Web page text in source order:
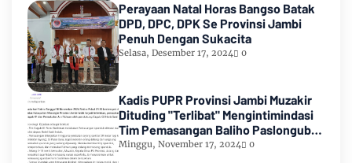
Perayaan Natal Horas Bangso Batak
DPD, DPC, DPK Se Provinsi Jambi
Penuh Dengan Sukacita
Selasa, Desember 17, 2024 0
Kadis PUPR Provinsi Jambi Muzakir
Dituding "Terlibat" Mengintimindasi
Tim Pemasangan Baliho Paslongub
Romi-Sudirman
Minggu, November 17, 2024 0